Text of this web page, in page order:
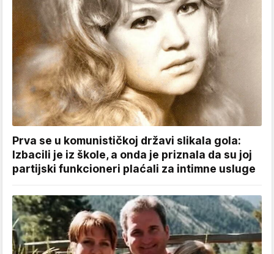
Prva se u komunističkoj državi slikala gola:
Izbacili je iz škole, a onda je priznala da su joj
partijski funkcioneri plaćali za intimne usluge